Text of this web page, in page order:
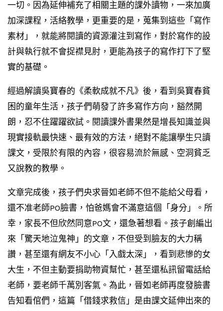
一切。因為延伸補充了相關主題的課外讀物，一來加廣
加深課程，活絡教學，更重要的是，蒐集到這些「寫作
素材」，就能將閱讀的資源灌注到寫作，對於寫作的設
計與執行就不會捉襟見肘，更能為孩子的寫作打下了堅
實的基礎。
經過解讀吳寶春的《柔軟成就不凡》後，看到吳寶春貧
困的童年生活，孩子們萌發了許多寫作方向，豁然開
朗，忍不住躍躍欲試。閱讀課外書果然是增長知識並與
現實接軌最快速、最有效的方法，絕對不能讓學生只讀
課文，受限於有限的內容，很容易流於無感、空洞貧乏
又說教的教學。
文章完成後，孩子們央求晉如老師不但不能給父母看，
還不准老師PO臉書，怕爸媽會不滿意這個「身分」。所
幸，家長不但欣然同意PO文，還急著想看。孩子創編出
來「驚天地泣鬼神」的文章，不但受到臉友的大力稱
讚，甚至還有網友不小心「入戲太深」，看到悲慘的女
大生，不但主動要捐助物資幫忙，甚至還私訊留電話給
老師，要老師千萬別客氣。為此，晉如老師再度發臉書
告知看倌們，這篇「借錢求救信」是由課文延伸出來的